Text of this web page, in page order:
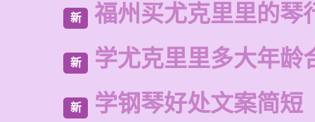
新 福州买尤克里里的琴
新 学尤克里里多大年龄
新 学钢琴好处文案简短